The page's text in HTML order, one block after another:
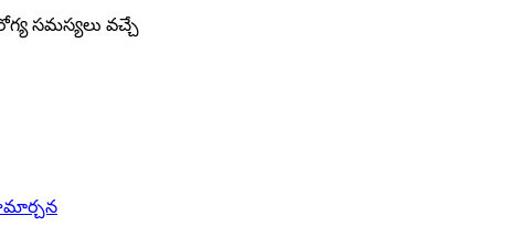
సమస్యలు వచ్చే